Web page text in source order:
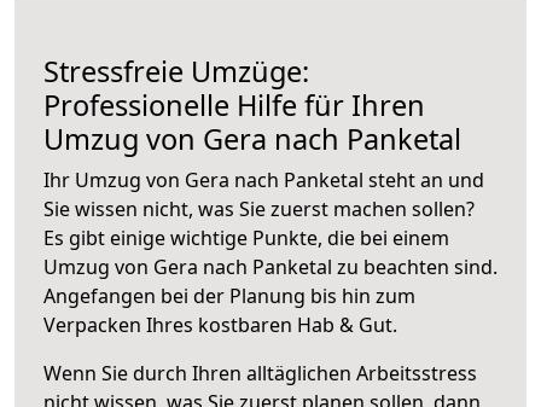
Stressfreie Umzüge:
Professionelle Hilfe für Ihren
Umzug von Gera nach Panketal
Ihr Umzug von Gera nach Panketal steht an und
Sie wissen nicht, was Sie zuerst machen sollen?
Es gibt einige wichtige Punkte, die bei einem
Umzug von Gera nach Panketal zu beachten sind.
Angefangen bei der Planung bis hin zum
Verpacken Ihres kostbaren Hab & Gut.
Wenn Sie durch Ihren alltäglichen Arbeitsstress